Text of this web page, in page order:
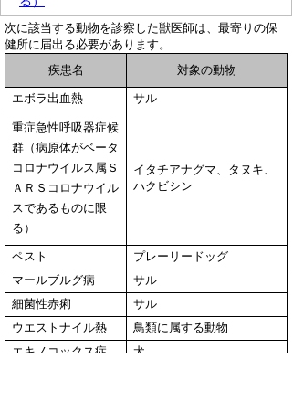
次に該当する動物を診察した獣医師は、最寄りの保
健所に届出る必要があります。
疾患名
対象の動物
エボラ出血熱 サル
重症急性呼吸器症候
群（病原体がベータ
コロナウイルス属Ｓ
ＡＲＳコロナウイル
スであるものに限
る）
イタチアナグマ、タヌキ、
ハクビシン
ペスト
プレーリードッグ
マールブルグ病
サル
細菌性赤痢
サル
ウエストナイル熱
鳥類に属する動物
エキノコックス症
犬